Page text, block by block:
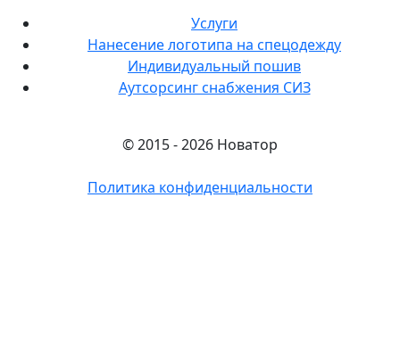
Услуги
Нанесение логотипа на спецодежду
Индивидуальный пошив
Аутсорсинг снабжения СИЗ
© 2015 - 2026 Новатор
Политика конфиденциальности